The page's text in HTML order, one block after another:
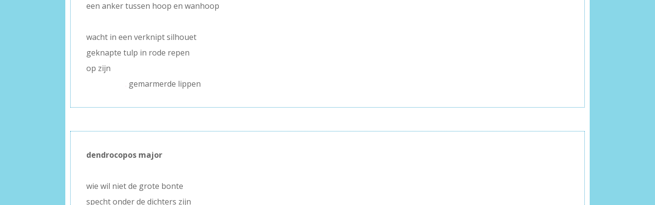
een anker tussen hoop en wanhoop
wacht in een verknipt silhouet
geknapte tulp in rode repen
op zijn
. gemarmerde lippen
dendrocopos major
wie wil niet de grote bonte
specht onder de dichters zijn